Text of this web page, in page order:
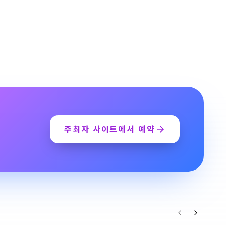
주최자 사이트에서 예약